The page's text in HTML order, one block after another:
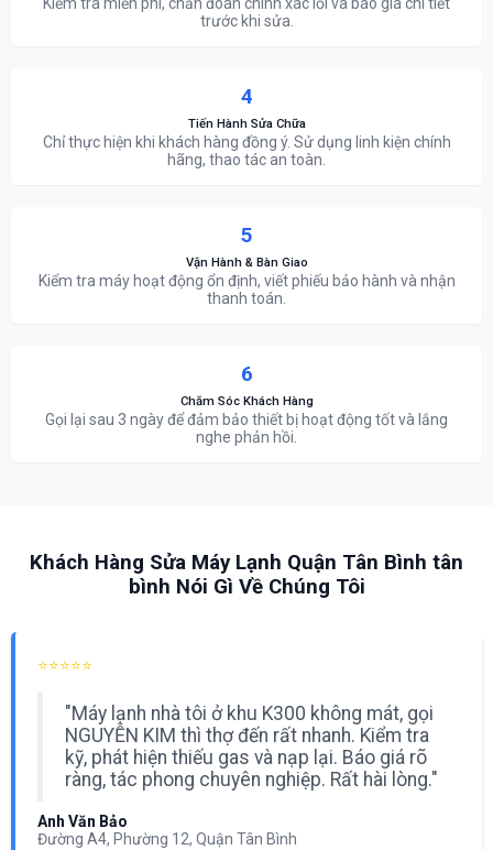
Kiểm tra miễn phí, chẩn đoán chính xác lỗi và báo giá chi tiết
trước khi sửa.
4
Tiến Hành Sửa Chữa
Chỉ thực hiện khi khách hàng đồng ý. Sử dụng linh kiện chính
hãng, thao tác an toàn.
5
Vận Hành & Bàn Giao
Kiểm tra máy hoạt động ổn định, viết phiếu bảo hành và nhận
thanh toán.
6
Chăm Sóc Khách Hàng
Gọi lại sau 3 ngày để đảm bảo thiết bị hoạt động tốt và lắng
nghe phản hồi.
Khách Hàng Sửa Máy Lạnh Quận Tân Bình tân
bình Nói Gì Về Chúng Tôi
⭐⭐⭐⭐⭐
"Máy lạnh nhà tôi ở khu K300 không mát, gọi
NGUYỄN KIM thì thợ đến rất nhanh. Kiểm tra
kỹ, phát hiện thiếu gas và nạp lại. Báo giá rõ
ràng, tác phong chuyên nghiệp. Rất hài lòng."
Anh Văn Bảo
Đường A4, Phường 12, Quận Tân Bình